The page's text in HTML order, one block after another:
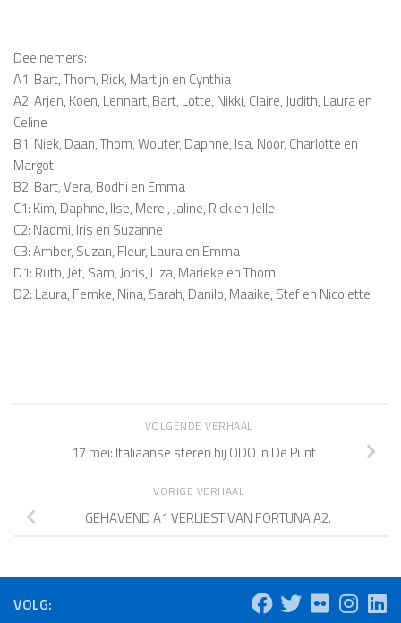
Deelnemers:
A1: Bart, Thom, Rick, Martijn en Cynthia
A2: Arjen, Koen, Lennart, Bart, Lotte, Nikki, Claire, Judith, Laura en
Celine
B1: Niek, Daan, Thom, Wouter, Daphne, Isa, Noor, Charlotte en
Margot
B2: Bart, Vera, Bodhi en Emma
C1: Kim, Daphne, Ilse, Merel, Jaline, Rick en Jelle
C2: Naomi, Iris en Suzanne
C3: Amber, Suzan, Fleur, Laura en Emma
D1: Ruth, Jet, Sam, Joris, Liza, Marieke en Thom
D2: Laura, Femke, Nina, Sarah, Danilo, Maaike, Stef en Nicolette
VOLGENDE VERHAAL
17 mei: Italiaanse sferen bij ODO in De Punt
VORIGE VERHAAL
GEHAVEND A1 VERLIEST VAN FORTUNA A2.
VOLG: